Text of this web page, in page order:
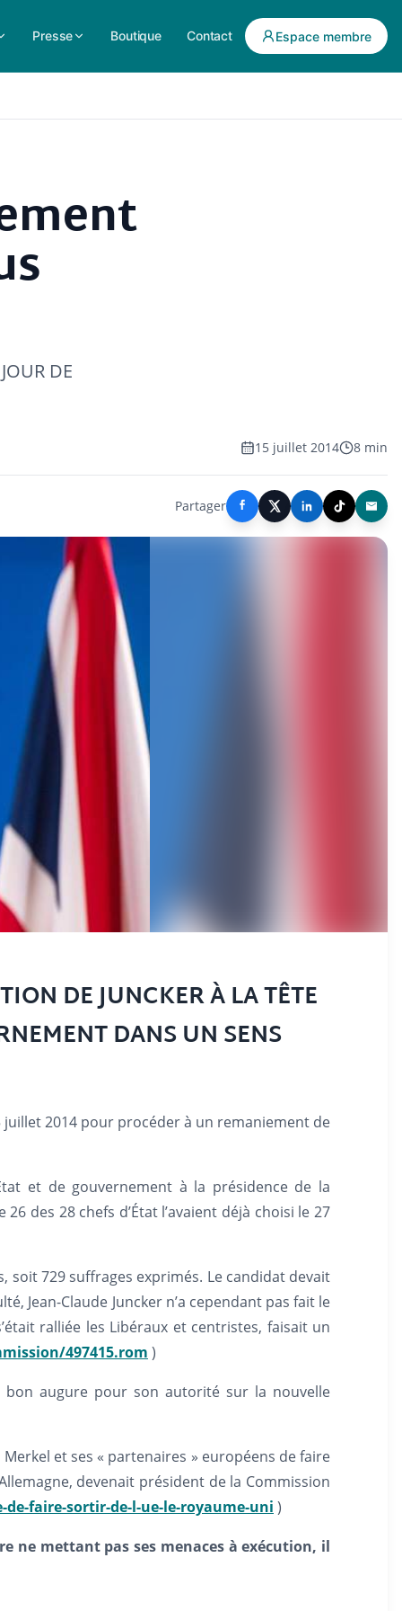
Presse Boutique Contact Espace membre
DE
15 juillet 2014 8 min
Partager
DE JUNCKER À LA TÊTE
DANS UN SENS
2014 pour procéder à un remaniement de
et de gouvernement à la présidence de la
des 28 chefs d’État l’avaient déjà choisi le 27
soit 729 suffrages exprimés. Le candidat devait
Jean-Claude Juncker n’a cependant pas fait le
ralliée les Libéraux et centristes, faisait un
497415.rom )
bon augure pour son autorité sur la nouvelle
et ses « partenaires » européens de faire
devenait président de la Commission
faire-sortir-de-l-ue-le-royaume-uni )
ne mettant pas ses menaces à exécution, il